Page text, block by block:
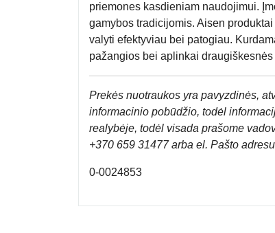
priemones kasdieniam naudojimui.
gamybos tradicijomis. Aisen
valyti efektyviau bei patogiau.
pažangios bei aplinkai
Prekės nuotraukos yra pavyzdinės,
informacinio pobūdžio, todėl
realybėje, todėl visada prašome
+370 659 31477 arba el. Pašto adresu
0-0024853